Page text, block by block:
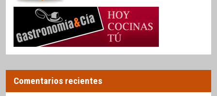
Comentarios recientes